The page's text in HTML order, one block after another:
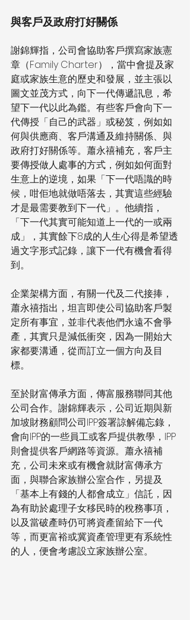
與客戶及政府打好關係
謝錦輝指，公司會協助客戶撰寫家族憲
章（Family Charter），當中會提及家
庭或家族生意的歷史和發展，並主張以
圖文並茂方式，向下一代傳遞訊息，希
望下一代以此為鑑。有些客戶會向下一
代傳授「自己的武器」或秘笈，例如如
何與供應商、客戶溝通及維持關係、與
政府打好關係等。蕭永禧補充，客戶主
要傳授做人處事的方式，例如如何面對
生意上的逆境，如果「下一代唔識的時
候，咁佢地就做唔落去，其實這些經驗
才是最需要教到下一代」。他續指，
「下一代其實可能知道上一代的一或兩
成」，其實餘下8成的人生心得是希望透
過文字形式記錄，讓下一代有機會看得
到。
企業架構方面，有關一代及二代接捧，
蕭永禧指出，坦言即使公司協助客戶製
定所有事宜，並非代表他們永遠不會爭
產，其實只是減低衝突，因為一開始大
家都要溝通，從而訂立一個方向及目
標。
至於財富傳承方面，傳富服務聯同其他
公司合作。謝錦輝表示，公司近期與新
加坡財務顧問公司IPP簽署諒解備忘錄，
會向IPP的一些員工或客戶提供教學，IPP
則會提供客戶網路等資源。蕭永禧補
充，公司未來或有機會就財富傳承方
面，與聯合家族辦公室合作，另提及
「基本上有錢的人都會成立」信託，因
為有助於處理子女移民時的稅務事項，
以及當破產時仍可將資產留給下一代
等，而更富裕或冀資產管理更有系統性
的人，便會考慮設立家族辦公室。